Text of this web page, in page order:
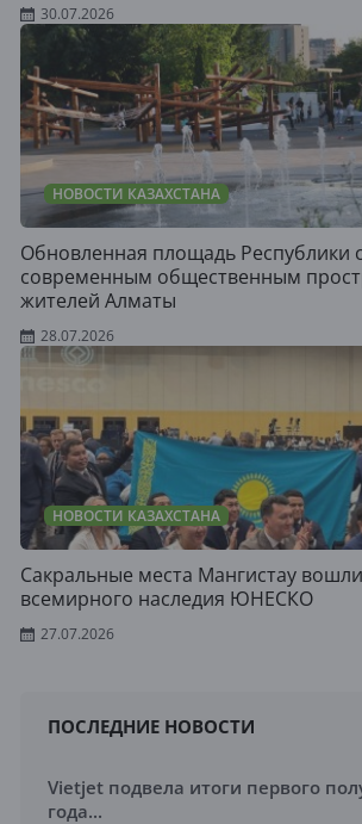
30.07.2026
НОВОСТИ КАЗАХСТАНА
Обновленная площадь Республики
современным общественным
жителей Алматы
28.07.2026
НОВОСТИ КАЗАХСТАНА
Сакральные места Мангистау
всемирного наследия ЮНЕСКО
27.07.2026
ПОСЛЕДНИЕ НОВОСТИ
Vietjet подвела итоги первого
года...